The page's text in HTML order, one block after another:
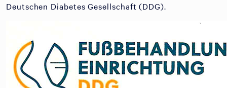
Deutschen Diabetes Gesellschaft (DDG).